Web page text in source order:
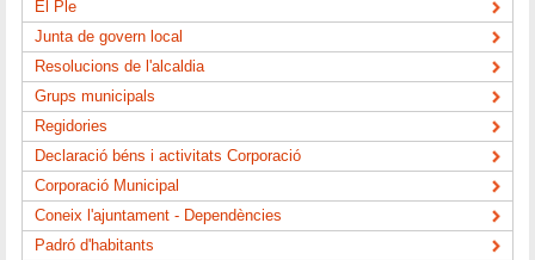
El Ple
Junta de govern local
Resolucions de l'alcaldia
Grups municipals
Regidories
Declaració béns i activitats Corporació
Corporació Municipal
Coneix l'ajuntament - Dependències
Padró d'habitants